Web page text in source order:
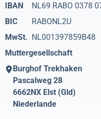
IBAN
NL69 RABO 0378
BIC
RABONL2U
MwSt. NL001397859B48
Muttergesellschaft
Burghof Trekhaken
Pascalweg 28
6662NX Elst (Gld)
Niederlande